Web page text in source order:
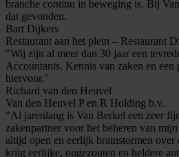
branche continu in beweging is. Bij
dat gevonden.
Bart Dijkers
Restaurant aan het plein – Restaurant
"Wij zijn al meer dan 30 jaar een
Accountants. Kennis van zaken en
hiervoor."
Richard van den Heuvel
Van den Heuvel P en R Holding b.v.
"Al jarenlang is Van Berkel een zeer
zakenpartner voor het beheren van
altijd open en eerlijk brainstormen
krijg eerlijke, ongezouten en heldere